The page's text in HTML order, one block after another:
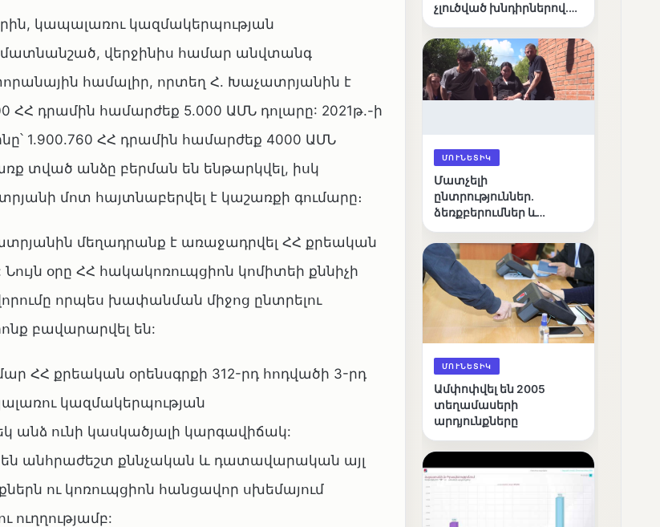
կապալառու կազմակերպության
վերջինիս համար անվտանգ
համալիր, որտեղ Հ. Խաչատրյանին է
դրամին համարժեք 5.000 ԱՄՆ դոլարը: 2021թ.-ի
1.900.760 ՀՀ դրամին համարժեք 4000 ԱՄՆ
տված անձը բերման են ենթարկվել, իսկ
մոտ հայտնաբերվել է կաշառքի գումարը։
մեղադրանք է առաջադրվել ՀՀ քրեական
օրը ՀՀ հակակոռուպցիոն կոմիտեի քննիչի
որպես խափանման միջոց ընտրելու
բավարարվել են:
ՀՀ քրեական օրենսգրքի 312-րդ հոդվածի 3-րդ
կազմակերպության
ունի կասկածյալի կարգավիճակ:
են անհրաժեշտ քննչական և դատավարական այլ
ու կոռուպցիոն հանցավոր սխեմայում
ուղղությամբ:
չլուծված խնդիրներով.
դիտորդական
առաքելության
արդյունքները
ՄՈՒՆԵՏԻԿ
Մատչելի
ընտրություններ.
ձեռքբերումներ և
բացթողումներ
ՄՈՒՆԵՏԻԿ
Ամփոփվել են 2005
տեղամասերի
արդյունքները